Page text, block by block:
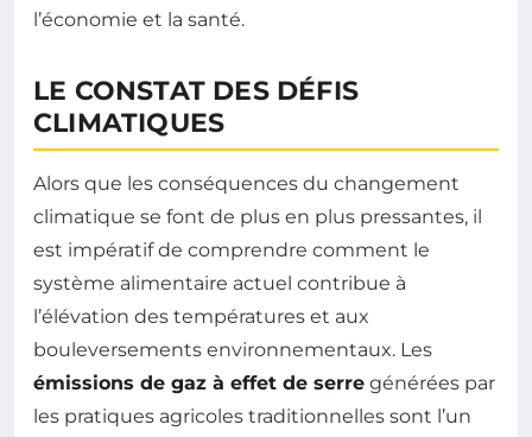
l’économie et la santé.
LE CONSTAT DES DÉFIS
CLIMATIQUES
Alors que les conséquences du changement
climatique se font de plus en plus pressantes, il
est impératif de comprendre comment le
système alimentaire actuel contribue à
l’élévation des températures et aux
bouleversements environnementaux. Les
émissions de gaz à effet de serre générées par
les pratiques agricoles traditionnelles sont l’un